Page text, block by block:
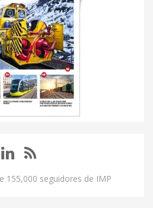
155,000 seguidores de IMP